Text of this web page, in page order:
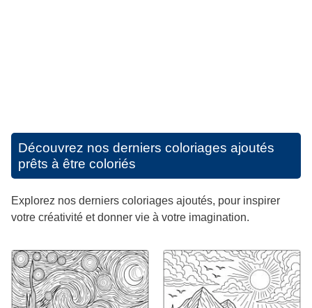
Découvrez nos derniers coloriages ajoutés
prêts à être coloriés
Explorez nos derniers coloriages ajoutés, pour inspirer
votre créativité et donner vie à votre imagination.